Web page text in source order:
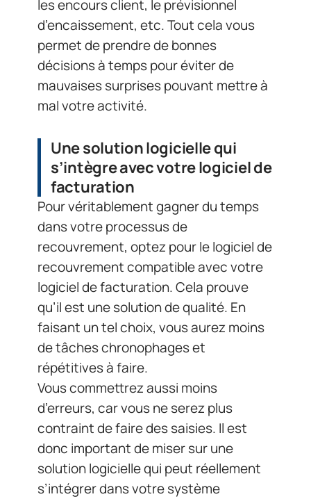
les encours client, le prévisionnel
d’encaissement, etc. Tout cela vous
permet de prendre de bonnes
décisions à temps pour éviter de
mauvaises surprises pouvant mettre à
mal votre activité.
Une solution logicielle qui
s’intègre avec votre logiciel de
facturation
Pour véritablement gagner du temps
dans votre processus de
recouvrement, optez pour le logiciel de
recouvrement compatible avec votre
logiciel de facturation. Cela prouve
qu’il est une solution de qualité. En
faisant un tel choix, vous aurez moins
de tâches chronophages et
répétitives à faire.
Vous commettrez aussi moins
d’erreurs, car vous ne serez plus
contraint de faire des saisies. Il est
donc important de miser sur une
solution logicielle qui peut réellement
s’intégrer dans votre système